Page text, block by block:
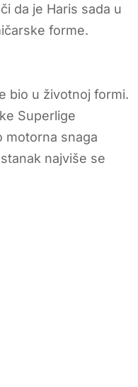
da je Haris sada u
forme.
bio u životnoj formi.
Superlige
motorna snaga
najviše se